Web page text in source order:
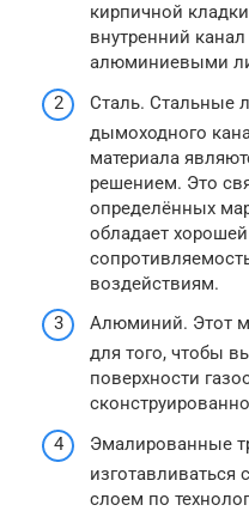
кирпичной
внутренний
алюминиевыми
Сталь. Стальные
дымоходного
материала
решением. Это
определённых
обладает
воздействиям.
Алюминий. Этот
для того, чтобы
поверхности
Эмалированные
изготавливаться
слоем по